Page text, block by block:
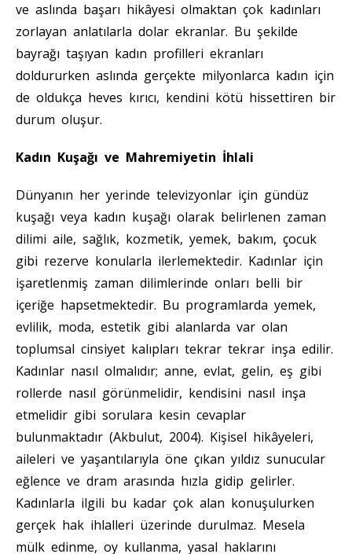
ve aslında başarı hikâyesi olmaktan çok kadınları
zorlayan anlatılarla dolar ekranlar. Bu şekilde
bayrağı taşıyan kadın profilleri ekranları
doldururken aslında gerçekte milyonlarca kadın için
de oldukça heves kırıcı, kendini kötü hissettiren bir
durum oluşur.
Kadın Kuşağı ve Mahremiyetin İhlali
Dünyanın her yerinde televizyonlar için gündüz
kuşağı veya kadın kuşağı olarak belirlenen zaman
dilimi aile, sağlık, kozmetik, yemek, bakım, çocuk
gibi rezerve konularla ilerlemektedir. Kadınlar için
işaretlenmiş zaman dilimlerinde onları belli bir
içeriğe hapsetmektedir. Bu programlarda yemek,
evlilik, moda, estetik gibi alanlarda var olan
toplumsal cinsiyet kalıpları tekrar tekrar inşa edilir.
Kadınlar nasıl olmalıdır; anne, evlat, gelin, eş gibi
rollerde nasıl görünmelidir, kendisini nasıl inşa
etmelidir gibi sorulara kesin cevaplar
bulunmaktadır (Akbulut, 2004). Kişisel hikâyeleri,
aileleri ve yaşantılarıyla öne çıkan yıldız sunucular
eğlence ve dram arasında hızla gidip gelirler.
Kadınlarla ilgili bu kadar çok alan konuşulurken
gerçek hak ihlalleri üzerinde durulmaz. Mesela
mülk edinme, oy kullanma, yasal haklarını